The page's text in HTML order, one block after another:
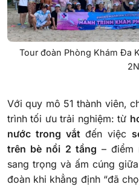
Tour đoàn Phòng Khám Đa
Với quy mô 51 thành viên,
trình tối ưu trải nghiệm: từ
nước trong vắt đến việc
trên bè nổi 2 tầng – điểm
sang trọng và ấm cúng
đoàn khi khẳng định “đã